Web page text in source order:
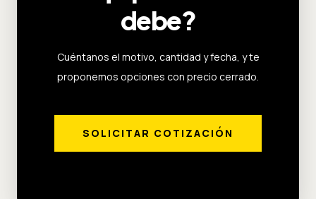
debe?
Cuéntanos el motivo, cantidad y fecha, y te
proponemos opciones con precio cerrado.
SOLICITAR COTIZACIÓN